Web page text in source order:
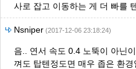
사로 잡고 이동하는 게 더 빠를
Nsniper (2017-12-06 23:18:24)
음.. 연서 속도 0.4 노뚝이 아닌
껴도 탑텐정도면 매우 좁은 환